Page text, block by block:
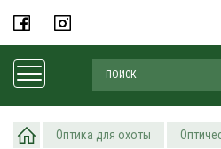
Оптика для охоты